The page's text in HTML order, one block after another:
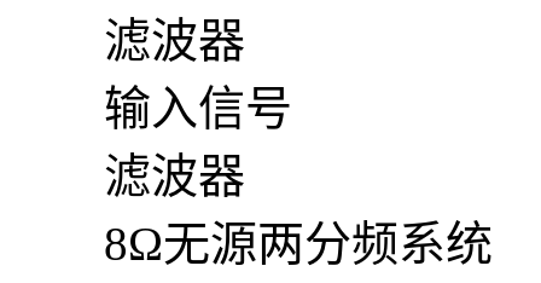
滤波器
输入信号
滤波器
8Ω无源两分频系统